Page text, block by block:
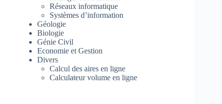
Réseaux informatique
Systèmes d’information
Géologie
Biologie
Génie Civil
Economie et Gestion
Divers
Calcul des aires en ligne
Calculateur volume en ligne